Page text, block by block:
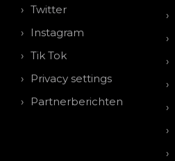
Twitter
Instagram
Tik Tok
Privacy settings
Partnerberichten